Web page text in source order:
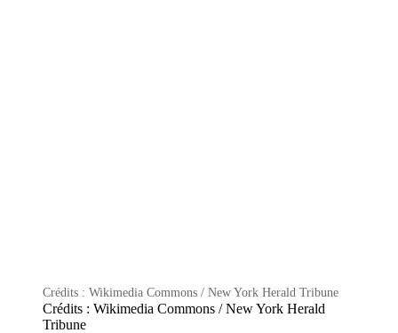
Crédits : Wikimedia Commons / New York Herald Tribune
Crédits : Wikimedia Commons / New York Herald
Tribune